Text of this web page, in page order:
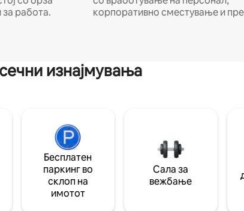
работа.
корпоративно сместување и
изнајмувања
Бесплатен
паркинг во
склоп на
имотот
Сала за
вежбање